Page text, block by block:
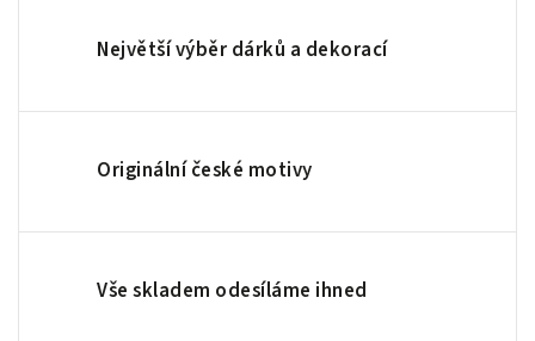
Největší výběr dárků a dekorací
Originální české motivy
Vše skladem odesíláme ihned